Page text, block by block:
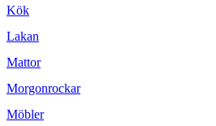
Kök
Lakan
Mattor
Morgonrockar
Möbler